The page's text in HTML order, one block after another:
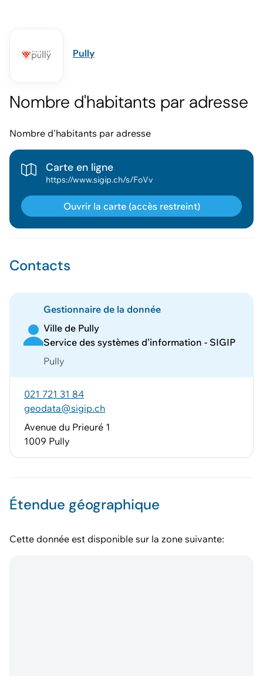
Pully
Nombre d'habitants par adresse
Nombre d'habitants par adresse
Contacts
Gestionnaire de la donnée
Ville de Pully
Service des systèmes d’information - SIGIP
Pully
021 721 31 84
geodata@sigip.ch
Avenue du Prieuré 1
1009 Pully
Étendue géographique
Cette donnée est disponible sur la zone suivante:
Carte en ligne
https://www.sigip.ch/s/FoVv
Ouvrir la carte (accès restreint)